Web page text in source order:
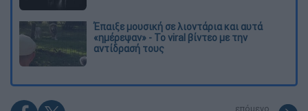
Έπαιξε μουσική σε λιοντάρια και αυτά
«ημέρεψαν» - Το viral βίντεο με την
αντίδρασή τους
επόμενο